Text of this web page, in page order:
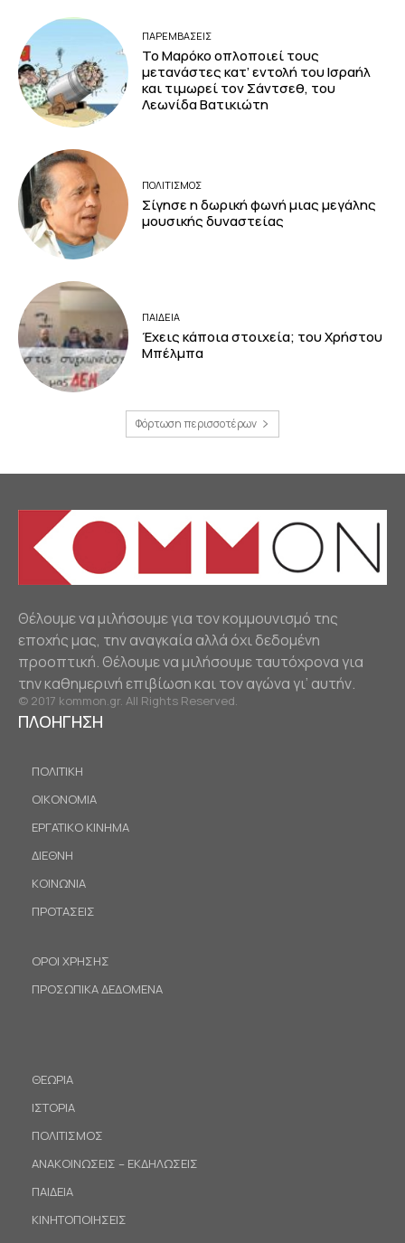
ΠΑΡΕΜΒΑΣΕΙΣ
Το Μαρόκο οπλοποιεί τους
μετανάστες κατ’ εντολή του Ισραήλ
και τιμωρεί τον Σάντσεθ, του
Λεωνίδα Βατικιώτη
ΠΟΛΙΤΙΣΜΟΣ
Σίγησε η δωρική φωνή μιας μεγάλης
μουσικής δυναστείας
ΠΑΙΔΕΙΑ
Έχεις κάποια στοιχεία; του Χρήστου
Μπέλμπα
Φόρτωση περισσοτέρων
Θέλουμε να μιλήσουμε για τον κομμουνισμό της
εποχής μας, την αναγκαία αλλά όχι δεδομένη
προοπτική. Θέλουμε να μιλήσουμε ταυτόχρονα για
την καθημερινή επιβίωση και τον αγώνα γι’ αυτήν.
© 2017 kommon.gr. All Rights Reserved.
ΠΛΟΗΓΗΣΗ
ΠΟΛΙΤΙΚΗ
ΟΙΚΟΝΟΜΙΑ
ΕΡΓΑΤΙΚΟ ΚΙΝΗΜΑ
ΔΙΕΘΝΗ
ΚΟΙΝΩΝΙΑ
ΠΡΟΤΑΣΕΙΣ
ΟΡΟΙ ΧΡΗΣΗΣ
ΠΡΟΣΩΠΙΚΑ ΔΕΔΟΜΕΝΑ
ΘΕΩΡΙΑ
ΙΣΤΟΡΙΑ
ΠΟΛΙΤΙΣΜΟΣ
ΑΝΑΚΟΙΝΩΣΕΙΣ – ΕΚΔΗΛΩΣΕΙΣ
ΠΑΙΔΕΙΑ
ΚΙΝΗΤΟΠΟΙΗΣΕΙΣ